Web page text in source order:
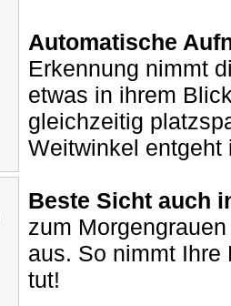
Automatische
Erkennung nimmt
etwas in ihrem
gleichzeitig
Weitwinkel
Beste Sicht auch
zum
aus. So nimmt
tut!